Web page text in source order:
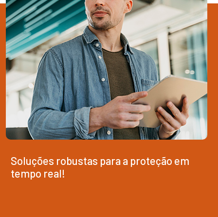
Soluções robustas para a proteção em
tempo real!